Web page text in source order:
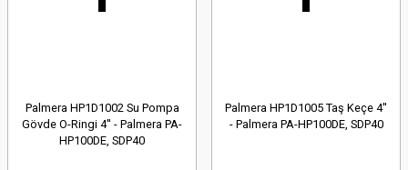
Palmera HP1D1002 Su Pompa
Gövde O-Ringi 4'' - Palmera PA-
HP100DE, SDP40
Palmera HP1D1005 Taş Keçe 4''
- Palmera PA-HP100DE, SDP40